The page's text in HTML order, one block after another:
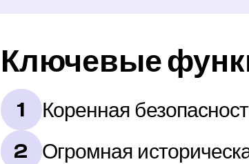
Ключевые
1 Коренная
2 Огромная